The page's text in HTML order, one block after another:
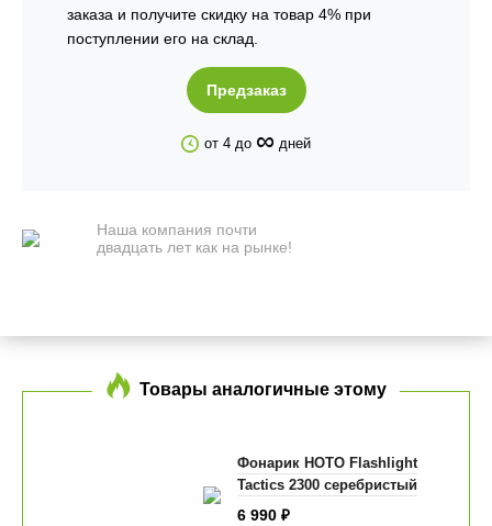
заказа и получите скидку на товар 4% при
поступлении его на склад.
Предзаказ
от 4 до ∞ дней
Наша компания почти
двадцать лет как на рынке!
Товары аналогичные этому
Фонарик HOTO Flashlight
Tactics 2300 серебристый
6 990 ₽